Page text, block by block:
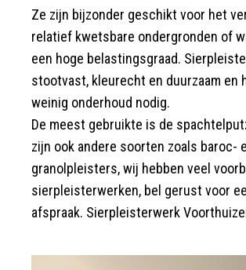
Ze zijn bijzonder geschikt voor het
relatief kwetsbare ondergronden of
een hoge belastingsgraad.
stootvast, kleurecht en duurzaam en
weinig onderhoud nodig.
De meest gebruikte is de
zijn ook andere soorten zoals baroc-
granolpleisters, wij hebben veel
sierpleisterwerken, bel gerust voor
afspraak. Sierpleisterwerk